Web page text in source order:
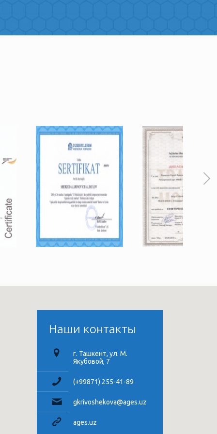
Наши контакты
г. Ташкент, ул. М.
Якубовой, 7
(+99871) 255-41-89
gkrivoshekova@ages.uz
ages.uz